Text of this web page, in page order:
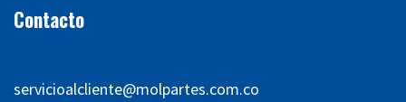
Contacto
servicioalcliente@molpartes.com.co